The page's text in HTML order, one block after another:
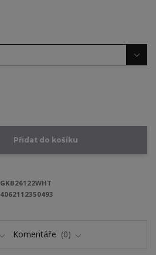
Přidat do košíku
GKB26122WHT
4062112350493
Komentáře 0